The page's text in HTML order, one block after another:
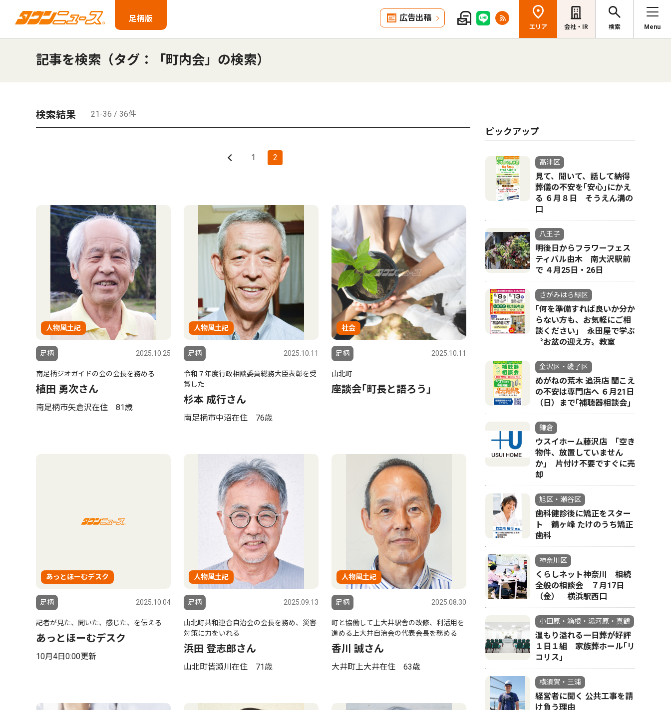
足柄版 広告出稿
エリア 会社・IR 検索 Menu
記事を検索（タグ：「町内会」の検索）
検索結果 21-36 / 36件
1 2
人物風土記
足柄 2025.10.25
南足柄ジオガイドの会の会長を務める
植田 勇次さん
南足柄市矢倉沢在住 81歳
人物風土記
足柄 2025.10.11
令和７年度行政相談委員総務大臣表彰を受
賞した
杉本 成行さん
南足柄市中沼在住 76歳
社会
足柄 2025.10.11
山北町
座談会｢町長と語ろう｣
あっとほーむデスク
足柄 2025.10.04
記者が見た、聞いた、感じた、を伝える
あっとほーむデスク
10月4日0:00更新
人物風土記
足柄 2025.09.13
山北町共和連合自治会の会長を務め、災害
対策に力をいれる
浜田 登志郎さん
山北町皆瀬川在住 71歳
人物風土記
足柄 2025.08.30
町と協働して上大井駅舎の改修、利活用を
進める上大井自治会の代表会長を務める
香川 誠さん
大井町上大井在住 63歳
ピックアップ
高津区
見て、聞いて、話して納得
葬儀の不安を｢安心｣にかえ
る ６月８日 そうえん溝の
口
八王子
明後日からフラワーフェス
ティバル由木 南大沢駅前
で ４月25日・26日
さがみはら緑区
｢何を準備すれば良いか分か
らない方も、お気軽にご相
談ください｣ 永田屋で学ぶ
〝お盆の迎え方〟教室
金沢区・磯子区
めがねの荒木 追浜店 聞こえ
の不安は専門店へ ６月21日
（日）まで｢補聴器相談会｣
鎌倉
ウスイホーム藤沢店 ｢空き
物件、放置していません
か｣ 片付け不要ですぐに売
却
旭区・瀬谷区
歯科健診後に矯正をスター
ト 鶴ヶ峰 たけのうち矯正
歯科
神奈川区
くらしネット神奈川 相続
全般の相談会 ７月17日
（金） 横浜駅西口
小田原・箱根・湯河原・真鶴
温もり溢れる一日葬が好評
１日１組 家族葬ホール｢リ
コリス｣
横須賀・三浦
経営者に聞く 公共工事を請
け負う理由